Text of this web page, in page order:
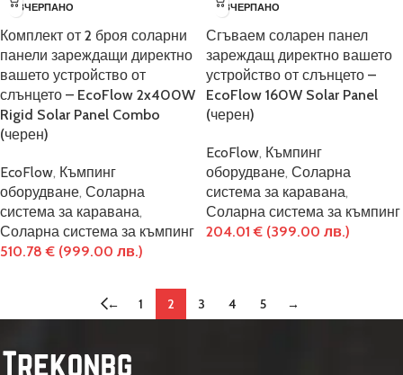
ИЗЧЕРПАНО
Комплект от 2 броя соларни
панели зареждащи директно
вашето устройство от
слънцето – EcoFlow 2x400W
Rigid Solar Panel Combo
(черен)
EcoFlow, Къмпинг
оборудване, Соларна
система за каравана,
Соларна система за къмпинг
510.78€ (999.00 лв.)
ИЗЧЕРПАНО
Сгъваем соларен панел
зареждащ директно вашето
устройство от слънцето –
EcoFlow 160W Solar Panel
(черен)
EcoFlow, Къмпинг
оборудване, Соларна
система за каравана,
Соларна система за къмпинг
204.01€ (399.00 лв.)
← 1 2 3 4 5 →